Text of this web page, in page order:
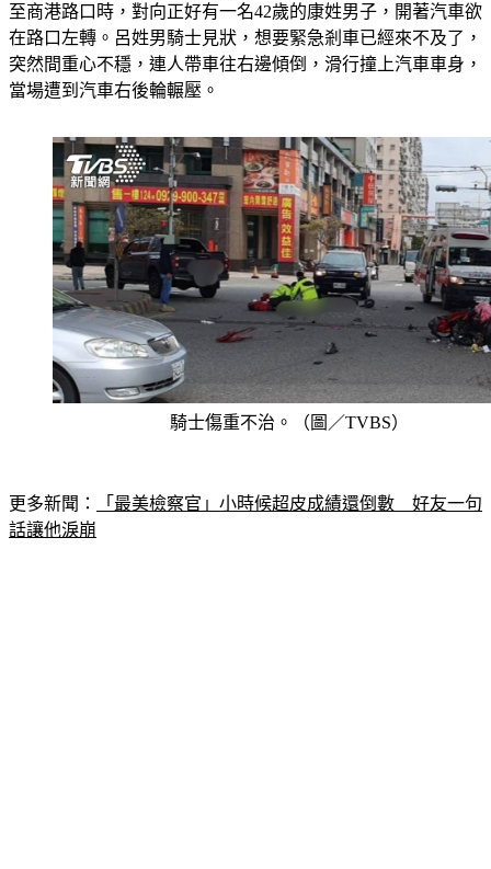
至商港路口時，對向正好有一名42歲的康姓男子，開著汽車欲
在路口左轉。呂姓男騎士見狀，想要緊急剎車已經來不及了，
突然間重心不穩，連人帶車往右邊傾倒，滑行撞上汽車車身，
當場遭到汽車右後輪輾壓。
騎士傷重不治。（圖／TVBS）
更多新聞：
「最美檢察官」小時候超皮成績還倒數　好友一句
話讓他淚崩